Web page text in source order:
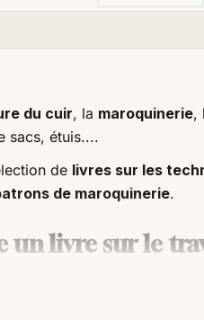
du cuir, la maroquinerie,
sacs, étuis....
de livres sur les
de maroquinerie.
un livre sur le